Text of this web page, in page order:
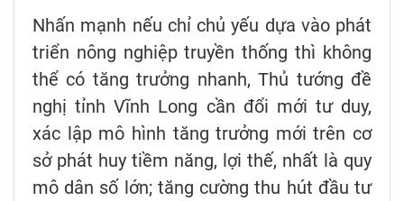
Nhấn mạnh nếu chỉ chủ yếu dựa vào phát
triển nông nghiệp truyền thống thì không
thể có tăng trưởng nhanh, Thủ tướng đề
nghị tỉnh Vĩnh Long cần đổi mới tư duy,
xác lập mô hình tăng trưởng mới trên cơ
sở phát huy tiềm năng, lợi thế, nhất là quy
mô dân số lớn; tăng cường thu hút đầu tư